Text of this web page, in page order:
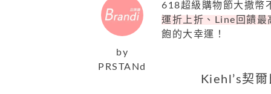
by
PRSTANd
618超級購物節大撒幣
運折上折、Line回饋最
飽的大幸運！
Kiehl’s契